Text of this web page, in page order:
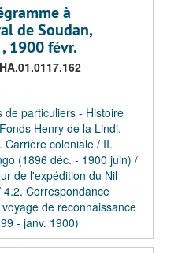
à
de Soudan,
1900 févr.
HA.01.0117.162
de particuliers - Histoire
Henry de la Lindi,
Carrière coloniale / II.
(1896 déc. - 1900 juin) /
de l'expédition du Nil
4.2. Correspondance
de reconnaissance
- janv. 1900)